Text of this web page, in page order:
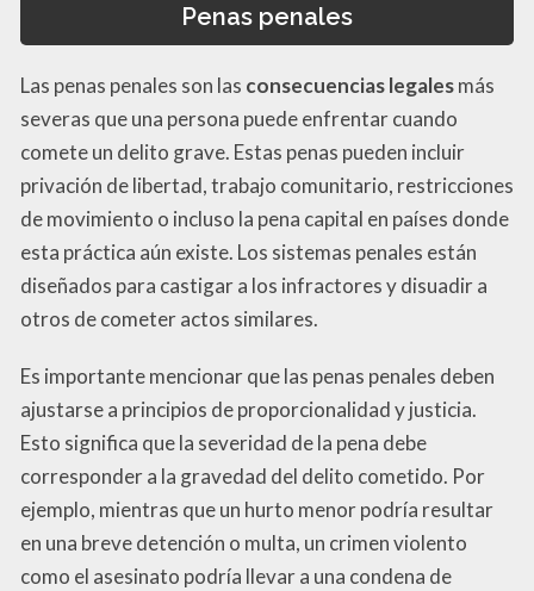
Penas penales
Las penas penales son las consecuencias legalesmás
severas que una persona puede enfrentar cuando
comete un delito grave. Estas penas pueden incluir
privación de libertad, trabajo comunitario, restricciones
de movimiento o incluso la pena capital en países donde
esta práctica aún existe. Los sistemas penales están
diseñados para castigar a los infractores y disuadir a
otros de cometer actos similares.
Es importante mencionar que las penas penales deben
ajustarse a principios de proporcionalidad y justicia.
Esto significa que la severidad de la pena debe
corresponder a la gravedad del delito cometido. Por
ejemplo, mientras que un hurto menor podría resultar
en una breve detención o multa, un crimen violento
como el asesinato podría llevar a una condena de